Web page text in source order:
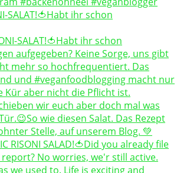
SALAT!🍅Habt ihr schon